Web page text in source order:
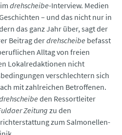
drehscheibe-Interview. Medien
– und das nicht nur in
das ganz Jahr über, sagt der
Beitrag derdrehscheibe befasst
Alltag von freien
Lokalredaktionen nicht
verschlechtern sich
mit zahlreichen Betroffenen.
den Ressortleiter
Zeitung zu den
zum Salmonellen-